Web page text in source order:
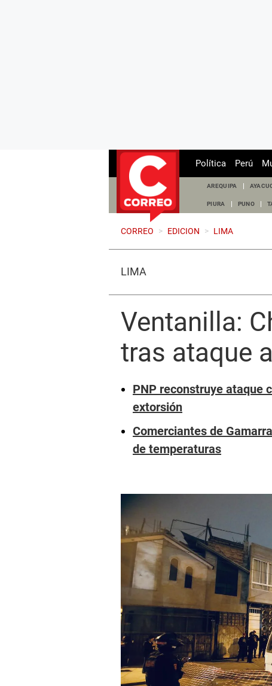
Política Perú
AREQUIPA
PIURA PUNO
CORREO > EDICION > LIMA
LIMA
Ventanilla:
tras ataque
PNP reconstruye ataque
extorsión
Comerciantes de
de temperaturas